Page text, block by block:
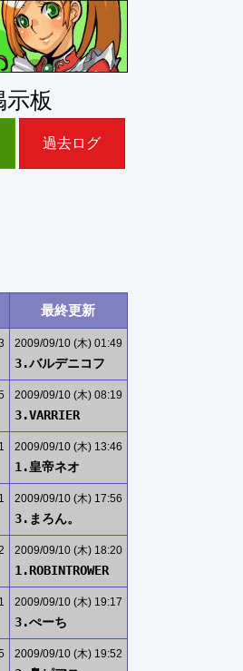
板
過去ログ
最終更新
2009/09/10 (木) 01:49
3.バルデニコフ
2009/09/10 (木) 08:19
3.VARRIER
2009/09/10 (木) 13:46
1.皇帝ネオ
2009/09/10 (木) 17:56
3.まろん。
2009/09/10 (木) 18:20
1.ROBINTROWER
2009/09/10 (木) 19:17
3.ぺーち
2009/09/10 (木) 19:52